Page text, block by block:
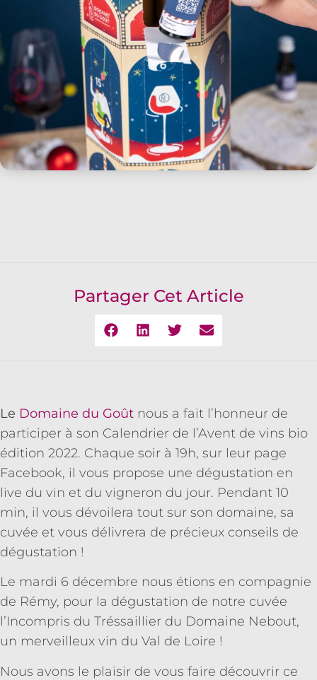
Partager Cet Article
Le Domaine du Goût nous a fait l’honneur de
participer à son Calendrier de l’Avent de vins bio
édition 2022. Chaque soir à 19h, sur leur page
Facebook, il vous propose une dégustation en
live du vin et du vigneron du jour. Pendant 10
min, il vous dévoilera tout sur son domaine, sa
cuvée et vous délivrera de précieux conseils de
dégustation !
Le mardi 6 décembre nous étions en compagnie
de Rémy, pour la dégustation de notre cuvée
l’Incompris du Tréssaillier du Domaine Nebout,
un merveilleux vin du Val de Loire !
Nous avons le plaisir de vous faire découvrir ce